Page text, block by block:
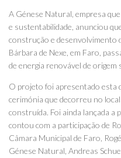
A Génese Natural, empresa
e sustentabilidade, anunciou
construção e desenvolvimento
Bárbara de Nexe, em Faro,
de energia renovável de origem
O projeto foi apresentado esta
cerimónia que decorreu no
construída. Foi ainda lançada a
contou com a participação de
Câmara Municipal de Faro,
Génese Natural, Andreas